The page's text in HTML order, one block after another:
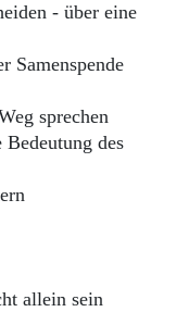
- über eine
Samenspende
sprechen
des
allein sein